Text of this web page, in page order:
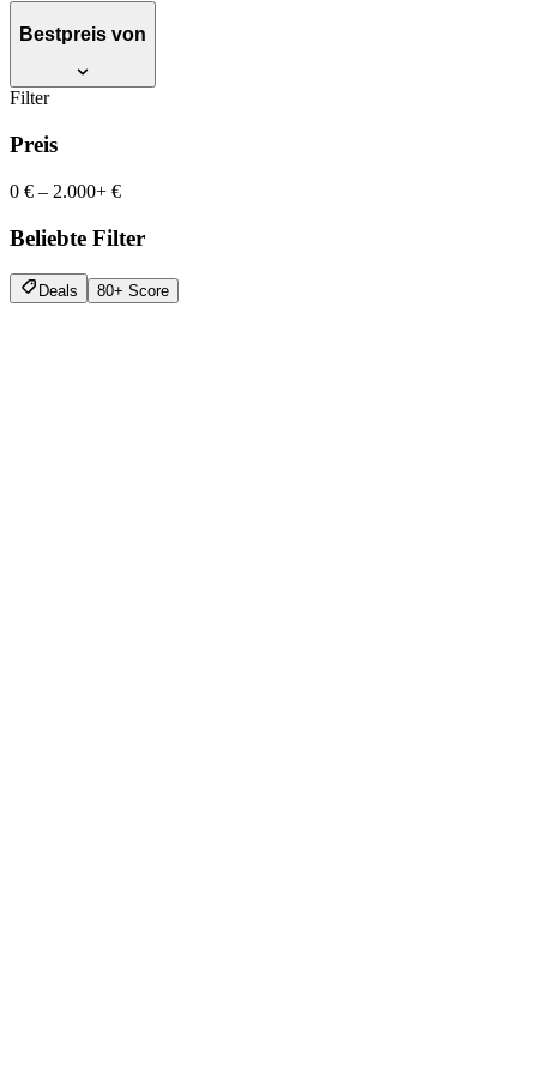
Bestpreis von
Filter
Preis
0 € – 2.000+ €
Beliebte Filter
Deals 80+ Score